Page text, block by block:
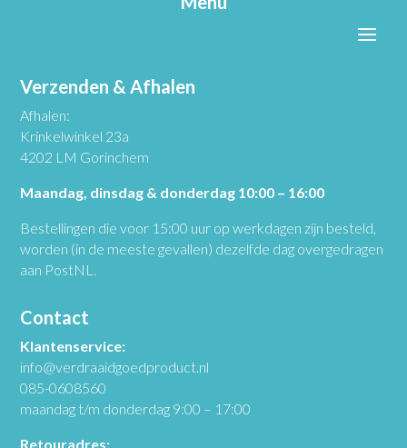
Verzenden & Afhalen
Afhalen:
Krinkelwinkel 23a
4202 LM Gorinchem
Maandag, dinsdag & donderdag 10:00 – 16:00
Bestellingen die voor 15:00 uur op werkdagen zijn besteld,
worden (in de meeste gevallen) dezelfde dag overgedragen
aan PostNL.
Contact
Klantenservice:
info@verdraaidgoedproduct.nl
085-0608560
maandag t/m donderdag 9:00 – 17:00
Retouradres: